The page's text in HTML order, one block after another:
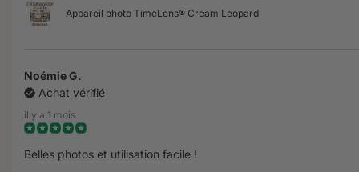
Appareil photo TimeLens® Cream Leopard
Noémie G.
Achat vérifié
il y a 1 mois
Belles photos et utilisation facile !